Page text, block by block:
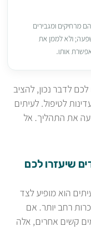
מרחיקים ומגבירים
ולא לממן את
אותו.
לדבר נכון, להציב
לטיפול. לעיתים
את התהליך. אל
שיעזרו לכם
הוא מופיע לצד
רחב יותר. אם
קשים אחרים, אלה